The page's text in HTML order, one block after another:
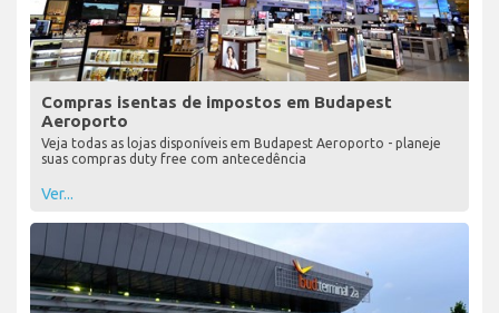
Compras isentas de impostos em Budapest
Aeroporto
Veja todas as lojas disponíveis em Budapest Aeroporto - planeje
suas compras duty free com antecedência
Ver...